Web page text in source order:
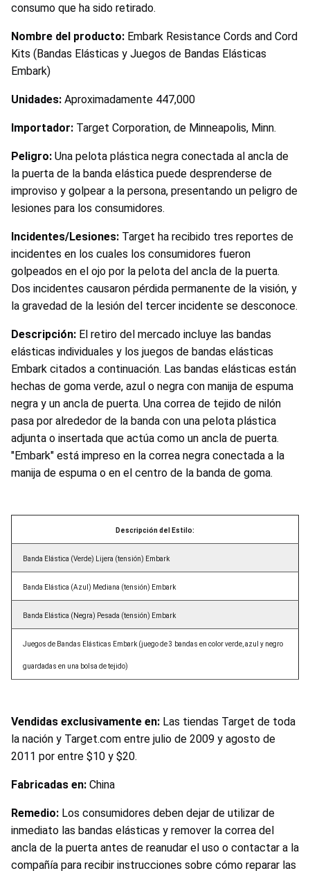
consumo que ha sido retirado.
Nombre del producto: Embark Resistance Cords and Cord
Kits (Bandas Elásticas y Juegos de Bandas Elásticas
Embark)
Unidades: Aproximadamente 447,000
Importador: Target Corporation, de Minneapolis, Minn.
Peligro: Una pelota plástica negra conectada al ancla de
la puerta de la banda elástica puede desprenderse de
improviso y golpear a la persona, presentando un peligro de
lesiones para los consumidores.
Incidentes/Lesiones: Target ha recibido tres reportes de
incidentes en los cuales los consumidores fueron
golpeados en el ojo por la pelota del ancla de la puerta.
Dos incidentes causaron pérdida permanente de la visión, y
la gravedad de la lesión del tercer incidente se desconoce.
Descripción: El retiro del mercado incluye las bandas
elásticas individuales y los juegos de bandas elásticas
Embark citados a continuación. Las bandas elásticas están
hechas de goma verde, azul o negra con manija de espuma
negra y un ancla de puerta. Una correa de tejido de nilón
pasa por alrededor de la banda con una pelota plástica
adjunta o insertada que actúa como un ancla de puerta.
"Embark" está impreso en la correa negra conectada a la
manija de espuma o en el centro de la banda de goma.
Descripción del Estilo:
Banda Elástica (Verde) Lijera (tensión) Embark
Banda Elástica (Azul) Mediana (tensión) Embark
Banda Elástica (Negra) Pesada (tensión) Embark
Juegos de Bandas Elásticas Embark (juego de 3 bandas en color verde, azul y negro
guardadas en una bolsa de tejido)
Vendidas exclusivamente en: Las tiendas Target de toda
la nación y Target.com entre julio de 2009 y agosto de
2011 por entre $10 y $20.
Fabricadas en: China
Remedio: Los consumidores deben dejar de utilizar de
inmediato las bandas elásticas y remover la correa del
ancla de la puerta antes de reanudar el uso o contactar a la
compañía para recibir instrucciones sobre cómo reparar las